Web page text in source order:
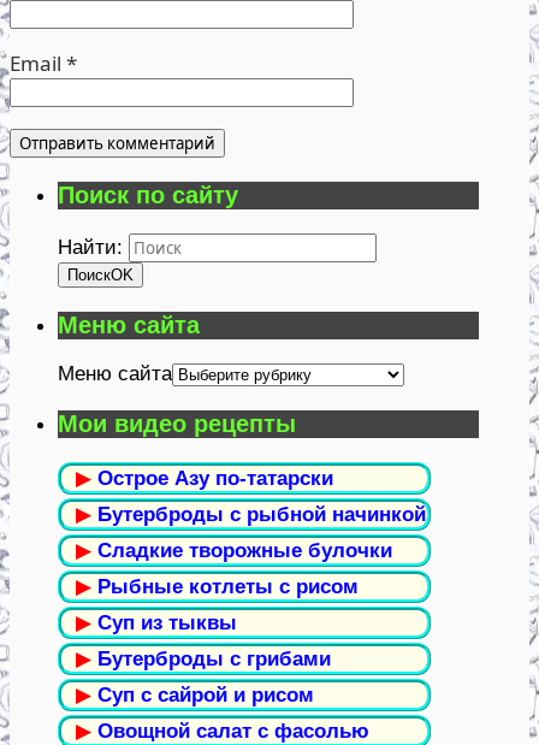
Email *
Поиск по сайту
Найти:
ПоискOK
Меню сайта
Меню сайта
Мои видео рецепты
▶ Острое Азу по-татарски
▶ Бутерброды с рыбной начинкой
▶ Сладкие творожные булочки
▶ Рыбные котлеты с рисом
▶ Суп из тыквы
▶ Бутерброды с грибами
▶ Суп с сайрой и рисом
▶ Овощной салат с фасолью